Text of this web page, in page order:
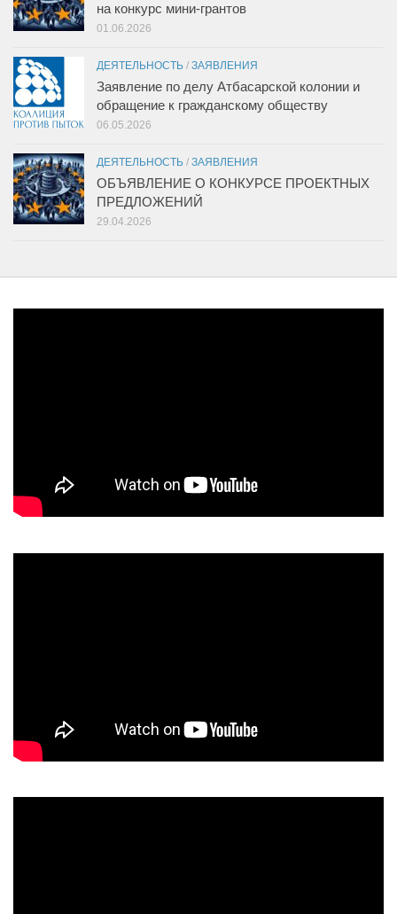
на конкурс мини-грантов
01.06.2026
ДЕЯТЕЛЬНОСТЬ / ЗАЯВЛЕНИЯ
Заявление по делу Атбасарской колонии и
обращение к гражданскому обществу
06.05.2026
ДЕЯТЕЛЬНОСТЬ / ЗАЯВЛЕНИЯ
ОБЪЯВЛЕНИЕ О КОНКУРСЕ ПРОЕКТНЫХ
ПРЕДЛОЖЕНИЙ
29.04.2026